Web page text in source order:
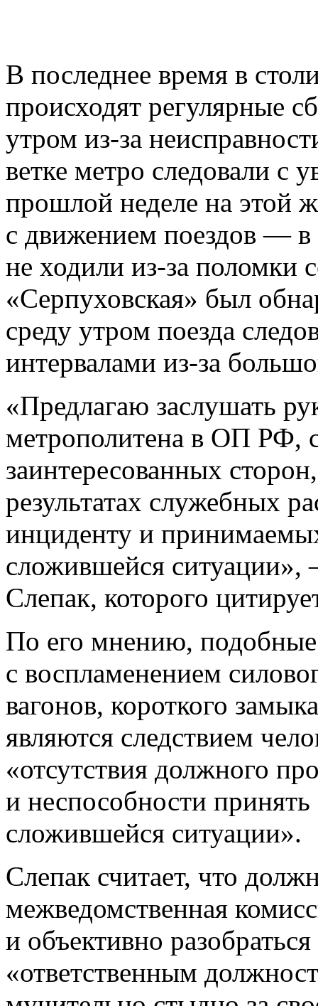
В последнее время в
происходят регулярные
утром из-за
ветке метро следовали с
прошлой неделе на этой
с движением поездов — в
не ходили из-за поломки
«Серпуховская» был
среду утром поезда
интервалами из-за
«Предлагаю заслушать
метрополитена в ОП РФ,
заинтересованных
результатах служебных
инциденту и
сложившейся
Слепак, которого
По его мнению, подобные
с воспламенением
вагонов, короткого
являются следствием
«отсутствия должного
и неспособности
сложившейся ситуации».
Слепак считает, что
межведомственная
и объективно
«ответственным